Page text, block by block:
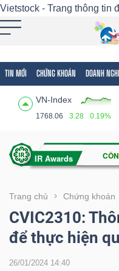
Vietstock - Trang thông tin
TIN MỚI CHỨNG KHOÁN DOANH
VN-Index
1768.06 3.28 0.19%
Trang chủ Chứng khoán
CVIC2310:
để thực hiện
26/01/2024 14:40
Tất cả Tính năng
Tính
(-)
VIETSTOCK
CHỨNG